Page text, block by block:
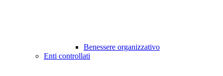
Benessere organizzativo
Enti controllati